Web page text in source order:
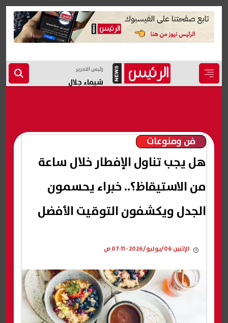
رئيس التحرير
شيماء جلال
فن ومنوعات
هل يجب تناول الإفطار خلال ساعة
من الاستيقاظ؟.. خبراء يحسمون
الجدل ويكشفون التوقيت الأفضل
الإثنين 06/يوليو/2026 - 07:11 ص